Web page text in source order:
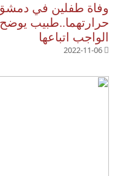
وفاة طفلين في دمشق
حرارتهما..طبيب يوضح
الواجب اتباعها
2022-11-06